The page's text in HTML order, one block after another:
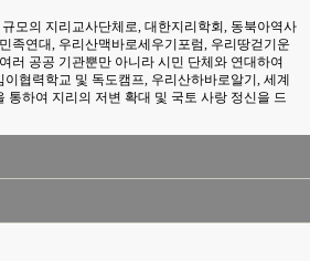
모의 지리교사단체로, 대한지리학회, 동북아역사
족연대, 우리산맥바로세우기포럼, 우리땅걷기운
러 공공 기관뿐만 아니라 시민 단체와 연대하여
협력학교 및 독도캠프, 우리산하바로알기, 세계
통하여 지리의 저변 확대 및 국토 사랑 정신을 드